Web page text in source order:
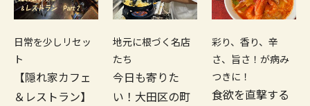
日常を少しリセッ
ト
【隠れ家カフェ
＆レストラン】
地元に根づく名店
たち
今日も寄りた
い！大田区の町
彩り、香り、辛
さ、旨さ！が病み
つきに！
食欲を直撃する